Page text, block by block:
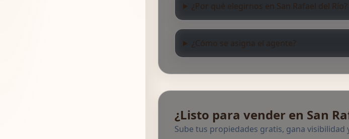
¿Por qué elegirnos en San Rafael del Río?
¿Cómo se asigna el agente?
¿Listo para vender en San
Sube tus propiedades gratis, gana visibilidad